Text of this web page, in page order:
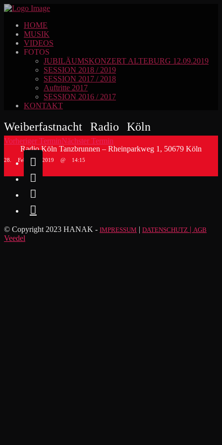
HOME
MUSIK
VIDEOS
FOTOS
JUBILÄUMSKONZERT ALTEBURG 12.09.2019
SESSION 2018 / 2019
SESSION 2017 / 2018
Auftritte 2017
SESSION 2016 / 2017
KONTAKT
Weiberfastnacht Radio Köln
28. Februar 2019 @ 14:15
Radio Köln Tanzbrunnen – Rheinparkweg 1, 50679 Köln
Vorheriger TerminNächster Termin




© Copyright 2023 HANAK - IMPRESSUM | DATENSCHUTZ | AGB
Veedel